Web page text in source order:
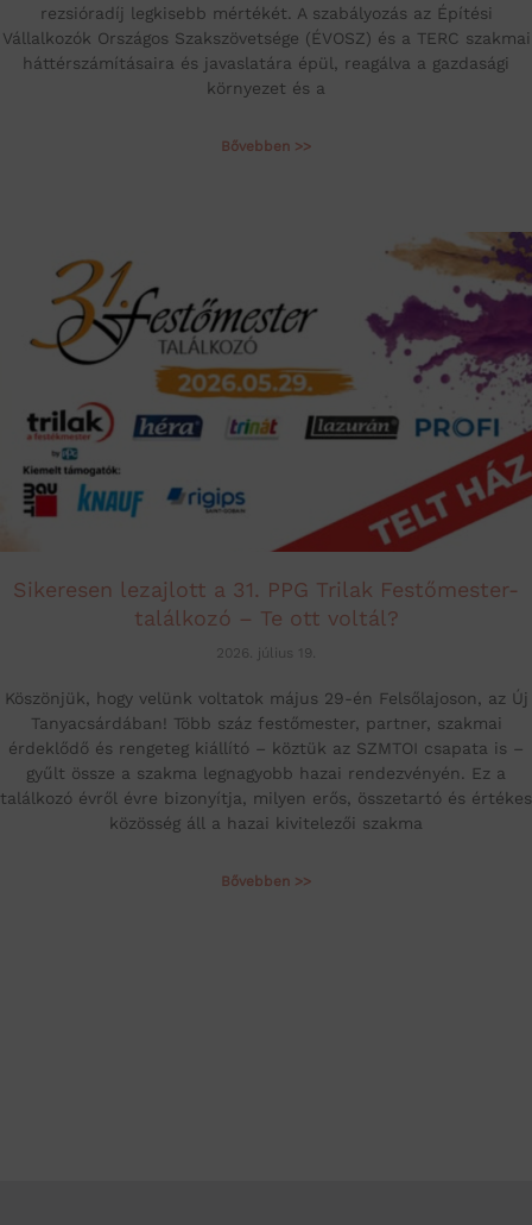
rezsióradíj legkisebb mértékét. A szabályozás az Építési
Vállalkozók Országos Szakszövetsége (ÉVOSZ) és a TERC szakmai
háttérszámításaira és javaslatára épül, reagálva a gazdasági
környezet és a
Bővebben >>
Sikeresen lezajlott a 31. PPG Trilak Festőmester-
találkozó – Te ott voltál?
2026. július 19.
Köszönjük, hogy velünk voltatok május 29-én Felsőlajoson, az Új
Tanyacsárdában! Több száz festőmester, partner, szakmai
érdeklődő és rengeteg kiállító – köztük az SZMTOI csapata is –
gyűlt össze a szakma legnagyobb hazai rendezvényén. Ez a
találkozó évről évre bizonyítja, milyen erős, összetartó és értékes
közösség áll a hazai kivitelezői szakma
Bővebben >>